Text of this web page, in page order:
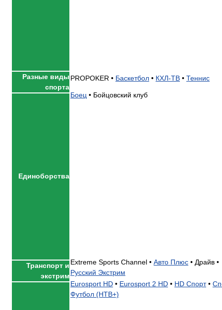
Разные виды
спорта
PROPOKER • Баскетбол • КХЛ-ТВ • Теннис
Единоборства
Боец • Бойцовский клуб
Транспорт и
экстрим
Extreme Sports Channel • Авто Плюс • Драйв •
Русский Экстрим
Eurosport HD • Eurosport 2 HD • HD Спорт•
Футбол (НТВ+)